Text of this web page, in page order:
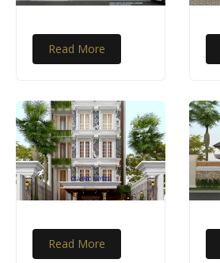
Read More
Read More